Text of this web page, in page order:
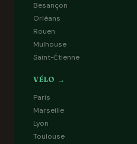
Besançon
Orléans
Rouen
Mulhouse
Saint-Étienne
VÉLO →
Paris
Marseille
Lyon
Toulouse